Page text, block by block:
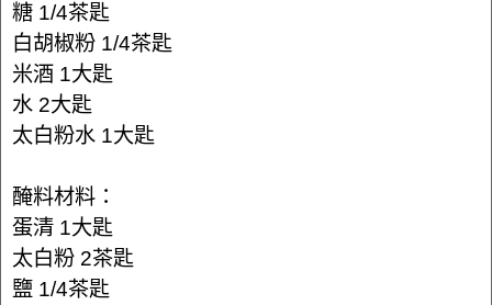
糖 1/4茶匙
白胡椒粉 1/4茶匙
米酒 1大匙
水 2大匙
太白粉水 1大匙
醃料材料：
蛋清 1大匙
太白粉 2茶匙
鹽 1/4茶匙